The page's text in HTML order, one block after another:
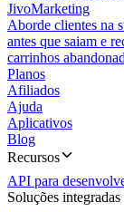
JivoMarketing
Aborde clientes na
antes que saiam e
carrinhos
Planos
Afiliados
Ajuda
Aplicativos
Blog
Recursos
API para
Soluções